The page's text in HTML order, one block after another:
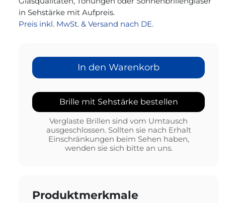
in Sehstärke mit Aufpreis.
Preis inkl. MwSt. & Versand nach DE.
In den Warenkorb
Brille mit Sehstärke bestellen
Verglaste Brillen sind vom Umtausch
ausgeschlossen. Sollten sie nach Erhalt
Einschränkungen beim Sehen haben,
wenden sie sich bitte an uns.
Produktmerkmale